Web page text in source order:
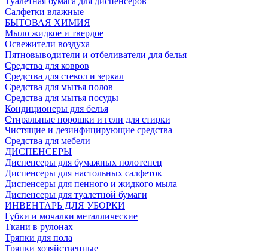
Салфетки влажные
БЫТОВАЯ ХИМИЯ
Мыло жидкое и твердое
Освежители воздуха
Пятновыводители и отбеливатели для белья
Средства для ковров
Средства для стекол и зеркал
Средства для мытья полов
Средства для мытья посуды
Кондиционеры для белья
Стиральные порошки и гели для стирки
Чистящие и дезинфицирующие средства
Средства для мебели
ДИСПЕНСЕРЫ
Диспенсеры для бумажных полотенец
Диспенсеры для настольных салфеток
Диспенсеры для пенного и жидкого мыла
Диспенсеры для туалетной бумаги
ИНВЕНТАРЬ ДЛЯ УБОРКИ
Губки и мочалки металлические
Ткани в рулонах
Тряпки для пола
Тряпки хозяйственные